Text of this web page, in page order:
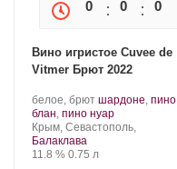
0 0 0
Вино игристое Cuvee de
Vitmer Брют 2022
Производитель:
Золотая
Балка.
белое, брют .
Сорт
винограда:
шардоне, пино
блан, пино нуар.
Регион:
Крым, Севастополь,
Балаклава
Крепость
11.8 %. Объем
0.75 л